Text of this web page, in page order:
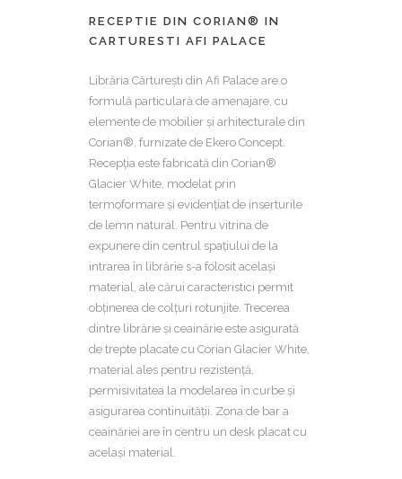
RECEPTIE DIN CORIAN® IN
CARTURESTI AFI PALACE
Librăria Cărturești din Afi Palace are o
formulă particulară de amenajare, cu
elemente de mobilier și arhitecturale din
Corian®, furnizate de Ekero Concept.
Recepția este fabricată din Corian®
Glacier White, modelat prin
termoformare și evidențiat de inserturile
de lemn natural. Pentru vitrina de
expunere din centrul spațiului de la
intrarea în librărie s-a folosit același
material, ale cărui caracteristici permit
obținerea de colțuri rotunjite. Trecerea
dintre librărie și ceainărie este asigurată
de trepte placate cu Corian Glacier White,
material ales pentru rezistență,
permisivitatea la modelarea în curbe și
asigurarea continuității. Zona de bar a
ceainăriei are în centru un desk placat cu
același material.